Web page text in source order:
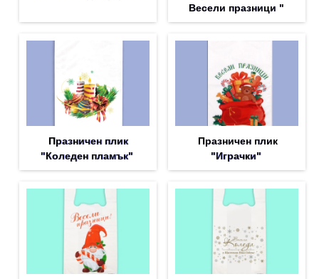
Весели празници "
Празничен плик
"Коледен пламък"
Празничен плик
"Играчки"